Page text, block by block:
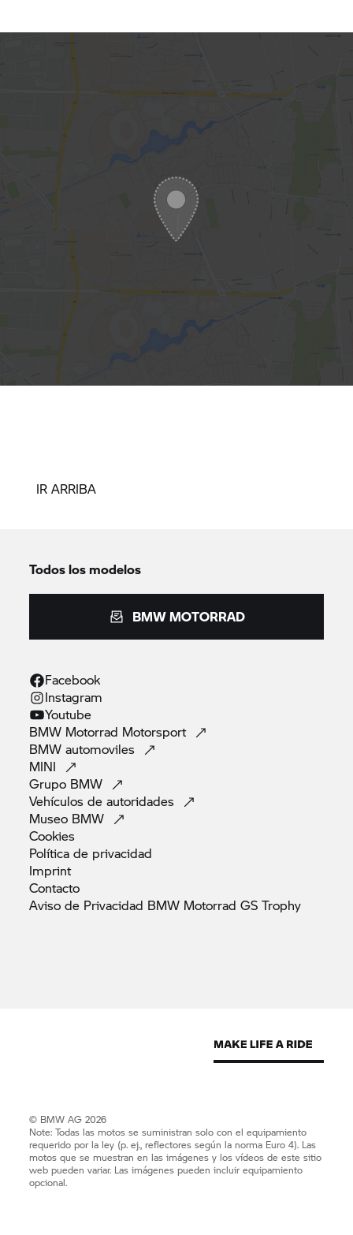
IR ARRIBA
Todos los modelos
BMW MOTORRAD
Facebook
Instagram
Youtube
BMW Motorrad Motorsport
BMWautomoviles
MINI
Grupo BMW
Vehículos deautoridades
Museo BMW
Cookies
Política de privacidad
Imprint
Contacto
Aviso de Privacidad BMW Motorrad GSTrophy
© BMW AG 2026
Note: Todas las motos se suministran solo con el equipamiento
requerido por la ley (p. ej., reflectores según la norma Euro 4). Las
motos que se muestran en las imágenes y los vídeos de este sitio
web pueden variar. Las imágenes pueden incluir equipamiento
opcional.